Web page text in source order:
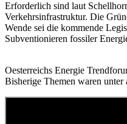
Erforderlich sind laut
Verkehrsinfrastruktur. Die
Wende sei die kommende
Subventionieren fossiler
Oesterreichs Energie
Bisherige Themen waren